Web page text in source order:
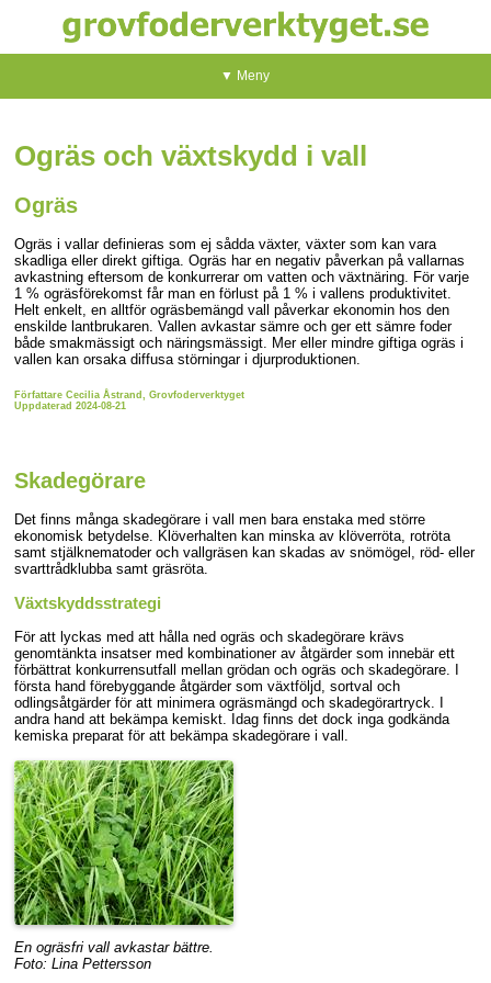
▼ Meny
Ogräs och växtskydd i vall
Ogräs
Ogräs i vallar definieras som ej sådda växter, växter som kan vara
skadliga eller direkt giftiga. Ogräs har en negativ påverkan på vallarnas
avkastning eftersom de konkurrerar om vatten och växtnäring. För varje
1 % ogräsförekomst får man en förlust på 1 % i vallens produktivitet.
Helt enkelt, en alltför ogräsbemängd vall påverkar ekonomin hos den
enskilde lantbrukaren. Vallen avkastar sämre och ger ett sämre foder
både smakmässigt och näringsmässigt. Mer eller mindre giftiga ogräs i
vallen kan orsaka diffusa störningar i djurproduktionen.
Författare Cecilia Åstrand, Grovfoderverktyget
Uppdaterad 2024-08-21
Skadegörare
Det finns många skadegörare i vall men bara enstaka med större
ekonomisk betydelse. Klöverhalten kan minska av klöverröta, rotröta
samt stjälknematoder och vallgräsen kan skadas av snömögel, röd- eller
svarttrådklubba samt gräsröta.
Växtskyddsstrategi
För att lyckas med att hålla ned ogräs och skadegörare krävs
genomtänkta insatser med kombinationer av åtgärder som innebär ett
förbättrat konkurrensutfall mellan grödan och ogräs och skadegörare. I
första hand förebyggande åtgärdersom växtföljd, sortval och
odlingsåtgärderför att minimera ogräsmängd och skadegörartryck. I
andra hand att bekämpa kemiskt. Idag finns det dock inga godkända
kemiska preparat för att bekämpa skadegörare i vall.
En ogräsfri vall avkastar bättre.
Foto: Lina Pettersson